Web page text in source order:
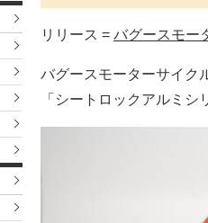
リリース = バグースモー
バグースモーターサイク
「シートロックアルミシ